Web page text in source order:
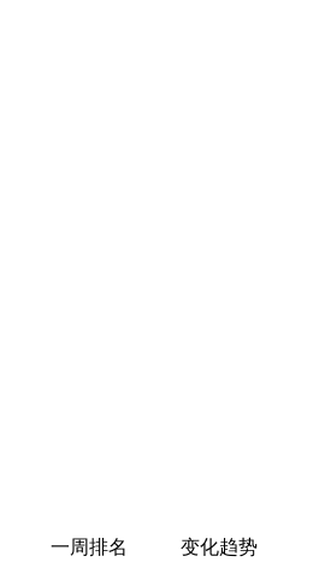
一周排名
变化趋势